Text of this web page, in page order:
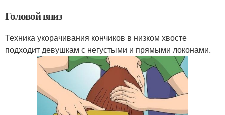
Головой вниз
Техника укорачивания кончиков в низком хвосте
подходит девушкам с негустыми и прямыми локонами.